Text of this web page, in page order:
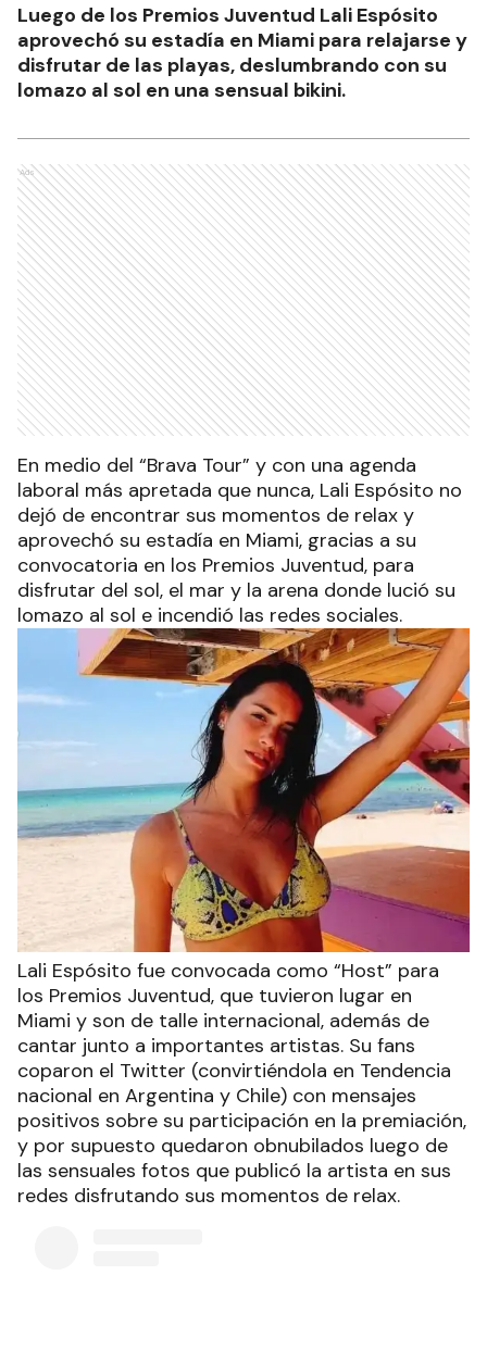
Luego de los Premios Juventud Lali Espósito
aprovechó su estadía en Miami para relajarse y
disfrutar de las playas, deslumbrando con su
lomazo al sol en una sensual bikini.
Ads
En medio del “Brava Tour” y con una agenda
laboral más apretada que nunca, Lali Espósito no
dejó de encontrar sus momentos de relax y
aprovechó su estadía en Miami, gracias a su
convocatoria en los Premios Juventud, para
disfrutar del sol, el mar y la arena donde lució su
lomazo al sol e incendió las redes sociales.
Lali Espósito fue convocada como “Host” para
los Premios Juventud, que tuvieron lugar en
Miami y son de talle internacional, además de
cantar junto a importantes artistas. Su fans
coparon el Twitter (convirtiéndola en Tendencia
nacional en Argentina y Chile) con mensajes
positivos sobre su participación en la premiación,
y por supuesto quedaron obnubilados luego de
las sensuales fotos que publicó la artista en sus
redes disfrutando sus momentos de relax.